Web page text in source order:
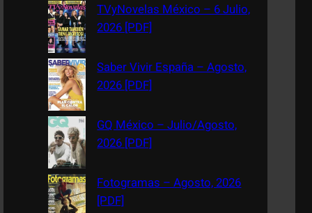
TVyNovelas México – 6 Julio,
2026 [PDF]
Saber Vivir España – Agosto,
2026 [PDF]
GQ México – Julio/Agosto,
2026 [PDF]
Fotogramas – Agosto, 2026
[PDF]